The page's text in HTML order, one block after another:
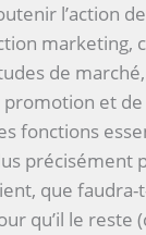
l’action
marketing,
de
promotion et de
fonctions
précisément
que faudra-
qu’il le reste